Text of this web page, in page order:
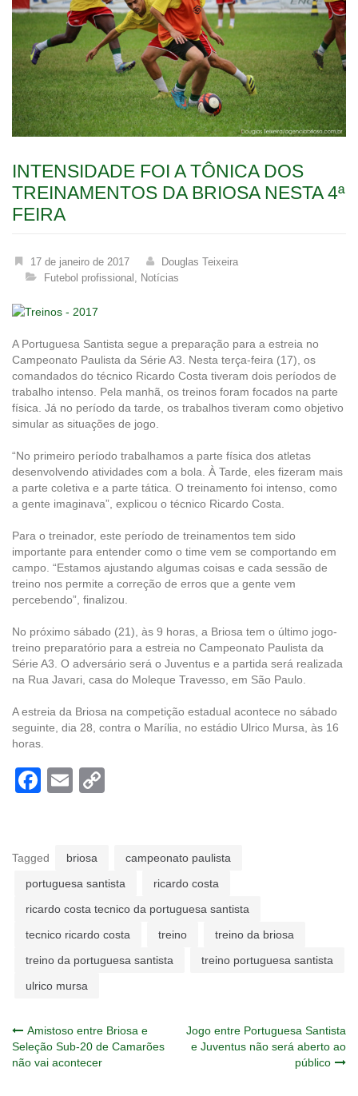
INTENSIDADE FOI A TÔNICA DOS
TREINAMENTOS DA BRIOSA NESTA 4ª
FEIRA
17 de janeiro de 2017
Douglas Teixeira
Futebol profissional
Notícias
A Portuguesa Santista segue a preparação para a estreia no
Campeonato Paulista da Série A3. Nesta terça-feira (17), os
comandados do técnico Ricardo Costa tiveram dois períodos de
trabalho intenso. Pela manhã, os treinos foram focados na parte
física. Já no período da tarde, os trabalhos tiveram como objetivo
simular as situações de jogo.
“No primeiro período trabalhamos a parte física dos atletas
desenvolvendo atividades com a bola. À Tarde, eles fizeram mais
a parte coletiva e a parte tática. O treinamento foi intenso, como
a gente imaginava”, explicou o técnico Ricardo Costa.
Para o treinador, este período de treinamentos tem sido
importante para entender como o time vem se comportando em
campo. “Estamos ajustando algumas coisas e cada sessão de
treino nos permite a correção de erros que a gente vem
percebendo”, finalizou.
No próximo sábado (21), às 9 horas, a Briosa tem o último jogo-
treino preparatório para a estreia no Campeonato Paulista da
Série A3. O adversário será o Juventus e a partida será realizada
na Rua Javari, casa do Moleque Travesso, em São Paulo.
A estreia da Briosa na competição estadual acontece no sábado
seguinte, dia 28, contra o Marília, no estádio Ulrico Mursa, às 16
horas.
Facebook
Email
Tagged briosa
campeonato paulista
portuguesa santista
ricardo costa
ricardo costa tecnico da portuguesa santista
tecnico ricardo costa
treino
treino da briosa
treino da portuguesa santista
treino portuguesa santista
ulrico mursa
Navegação
de
Amistoso entre Briosa e
Seleção Sub-20 de Camarões
não vai acontecer
Jogo entre Portuguesa Santista
e Juventus não será aberto ao
público